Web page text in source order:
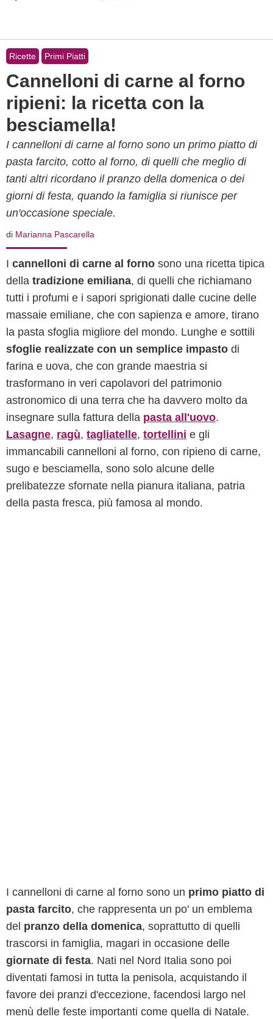
Ricette Primi Piatti
Cannelloni di carne al forno
ripieni: la ricetta con la
besciamella!
I cannelloni di carne al forno sono un primo piatto di
pasta farcito, cotto al forno, di quelli che meglio di
tanti altri ricordano il pranzo della domenica o dei
giorni di festa, quando la famiglia si riunisce per
un'occasione speciale.
di Marianna Pascarella
I cannelloni di carne al forno sono una ricetta tipica
della tradizione emiliana, di quelli che richiamano
tutti i profumi e i sapori sprigionati dalle cucine delle
massaie emiliane, che con sapienza e amore, tirano
la pasta sfoglia migliore del mondo. Lunghe e sottili
sfoglie realizzate con un semplice impasto di
farina e uova, che con grande maestria si
trasformano in veri capolavori del patrimonio
astronomico di una terra che ha davvero molto da
insegnare sulla fattura della pasta all'uovo.
Lasagne, ragù, tagliatelle, tortellini e gli
immancabili cannelloni al forno, con ripieno di carne,
sugo e besciamella, sono solo alcune delle
prelibatezze sfornate nella pianura italiana, patria
della pasta fresca, più famosa al mondo.
I cannelloni di carne al forno sono un primo piatto di
pasta farcito, che rappresenta un po' un emblema
del pranzo della domenica, soprattutto di quelli
trascorsi in famiglia, magari in occasione delle
giornate di festa. Nati nel Nord Italia sono poi
diventati famosi in tutta la penisola, acquistando il
favore dei pranzi d'eccezione, facendosi largo nel
menù delle feste importanti come quella di Natale.